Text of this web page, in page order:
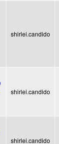
shirlei.candido
shirlei.candido
shirlei.candido